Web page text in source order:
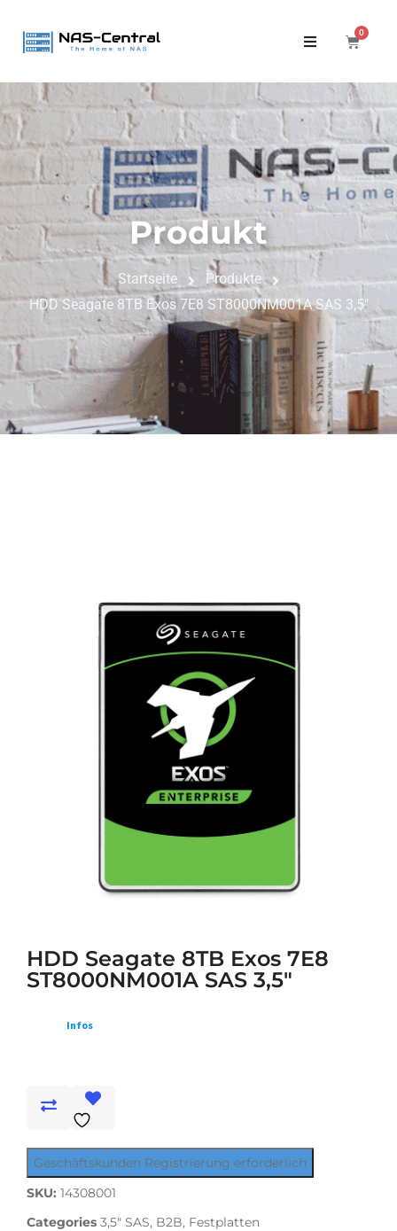
0
Produkt
Startseite
Produkte
HDD Seagate 8TB Exos 7E8 ST8000NM001A SAS 3,5"
HDD Seagate 8TB Exos 7E8
ST8000NM001A SAS 3,5"
Infos
Geschäftskunden Registrierung erforderlich
SKU: 14308001
Categories 3,5" SAS, B2B, Festplatten